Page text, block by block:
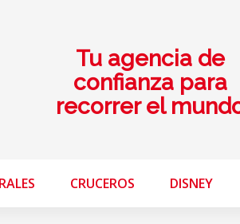
Tu agencia de
confianza para
recorrer el
CRUCEROS DISNEY